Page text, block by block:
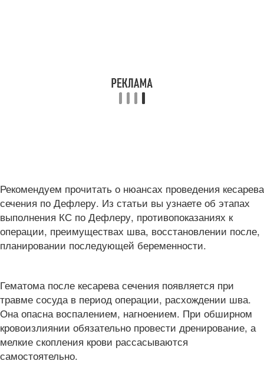
Рекомендуем прочитать о нюансах проведения кесарева
сечения по Дефлеру. Из статьи вы узнаете об этапах
выполнения КС по Дефлеру, противопоказаниях к
операции, преимуществах шва, восстановлении после,
планировании последующей беременности.
Гематома после кесарева сечения появляется при
травме сосуда в период операции, расхождении шва.
Она опасна воспалением, нагноением. При обширном
кровоизлиянии обязательно провести дренирование, а
мелкие скопления крови рассасываются
самостоятельно.